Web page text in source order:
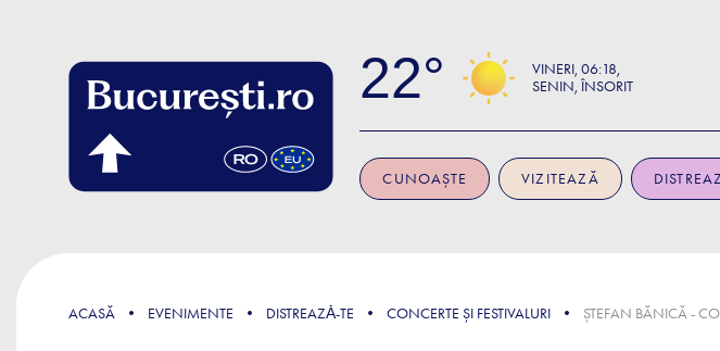
22 VINERI 06:18
SENIN, ÎNSORIT
CUNOAȘTE VIZITEAZĂ
ACASĂ EVENIMENTE DISTREAZǍ-TE CONCERTE ȘI FESTIVALURI ȘTEFAN BĂNICĂ -